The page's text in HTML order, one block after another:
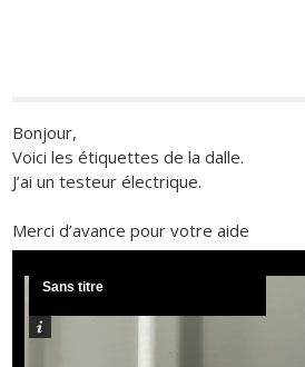
Bonjour,
Voici les étiquettes de la dalle.
J’ai un testeur électrique.
Merci d’avance pour votre aide
Sans titre